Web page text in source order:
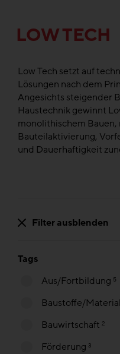
LOW TECH
Low Tech setzt auf
Lösungen nach dem
Angesichts steigender
Haustechnik gewinnt
monolithischem
Bauteilaktivierung,
und Dauerhaftigkeit
Filter ausblenden
Tags
Aus/Fortbildung 5
Baustoffe/Material
Bauwirtschaft 2
Förderung 3